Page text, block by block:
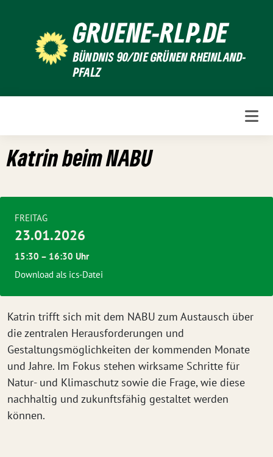
GRUENE-RLP.DE
BÜNDNIS 90/DIE GRÜNEN RHEINLAND-
PFALZ
Katrin beim NABU
Katrin trifft sich mit dem NABU zum Austausch über
die zentralen Herausforderungen und
Gestaltungsmöglichkeiten der kommenden Monate
und Jahre. Im Fokus stehen wirksame Schritte für
Natur- und Klimaschutz sowie die Frage, wie diese
nachhaltig und zukunftsfähig gestaltet werden
können.
FREITAG
23.01.2026
15:30 – 16:30 Uhr
Download als ics-Datei